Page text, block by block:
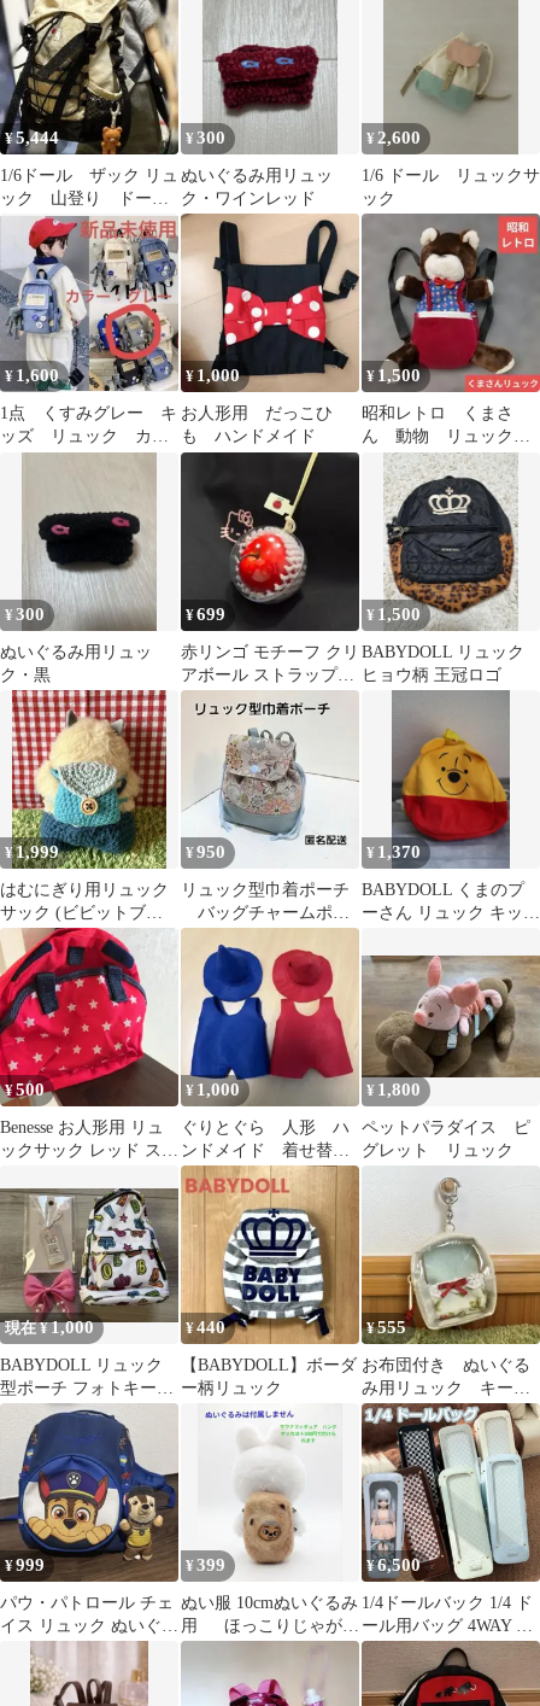
¥5,444
1/6ドール ザック リュ
ック 山登り ドール
用リュック ブライ
ス リカちゃん
¥300
ぬいぐるみ用リュッ
ク・ワインレッド
¥ 2,600
1/6 ドール リュックサ
ック
¥ 1,600
1点 くすみグレー キ
ッズ リュック カエ
¥ 1,000
お人形用 だっこひ
も ハンドメイド
¥ 1,500
昭和レトロ くまさ
ん 動物 リュック
ぬいぐるみ 人形 お
ままごと
¥300
ぬいぐるみ用リュッ
ク・黒
¥699
赤リンゴ モチーフ クリ
アボール ストラップキ
ーホルダーバッグチャ
ーム
¥ 1,500
BABYDOLL リュック
ヒョウ柄 王冠ロゴ
¥1,999
はむにぎり用リュック
サック (ビビットブル
ー)
¥950
リュック型巾着ポーチ
バッグチャームポー
チ ひもタイプ【おと
ぼけうさぎ柄】
¥ 1,370
BABYDOLL くまのプ
ーさん リュック キッズ
¥500
Benesse お人形用 リュ
ックサック レッド スタ
¥ 1,000
ぐりとぐら 人形 ハ
ンドメイド 着せ替え
用 洋服
¥ 1,800
ペットパラダイス ピ
グレット リュック
現在 ¥1,000
BABYDOLL リュック
型ポーチ フォトキーホ
ルダー ヘアクリップ
¥440
【BABYDOLL】ボーダ
ー柄リュック
¥555
お布団付き ぬいぐる
み用リュック キーホ
ルダー ぬい活 持ち
運び ミニリュック
¥999
パウ・パトロール チェ
イス リュック ぬいぐる
み付き
¥399
ぬい服 10cmぬいぐるみ
用 ほっこりじゃがい
もリュック 羊毛フェル
¥6,500
1/4ドールバック 1/4 ド
ール用バッグ 4WAY リ
ュック ショルダー 斜め
掛け 持ち手付き 手提げ
透明窓 軽量 痛バッグ